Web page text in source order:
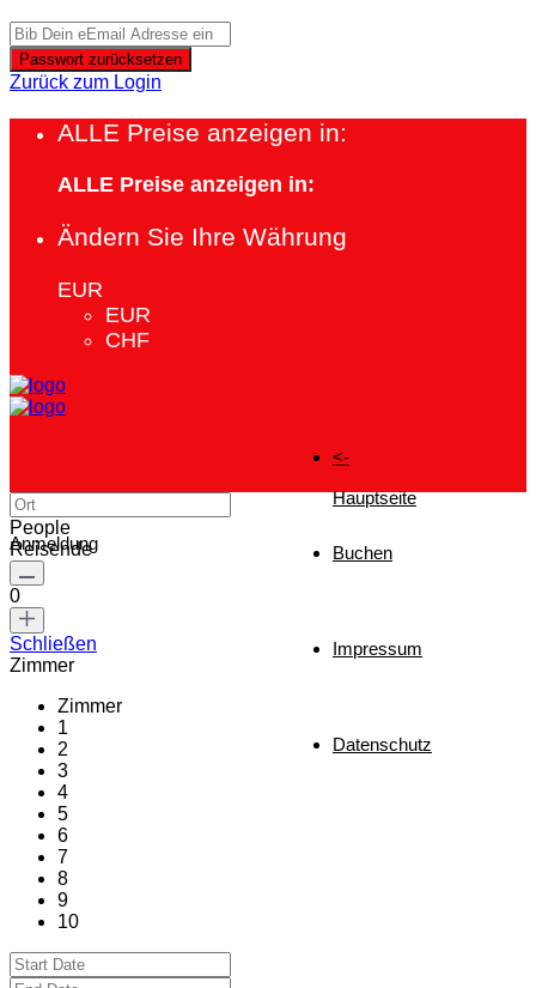
Passwort zurücksetzen
Zurück zum Login
ALLE Preise anzeigen in:
ALLE Preise anzeigen in:
Ändern Sie Ihre Währung
EUR
EUR
CHF
<-
Hauptseite
Buchen
Impressum
Datenschutz
Anmeldung
People
Reisende
0
Schließen
Zimmer
Zimmer
1
2
3
4
5
6
7
8
9
10